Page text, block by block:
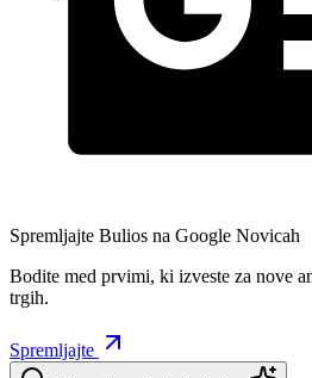
Spremljajte Bulios na Google Novicah
Bodite med prvimi, ki izveste za nove
trgih.
Spremljajte